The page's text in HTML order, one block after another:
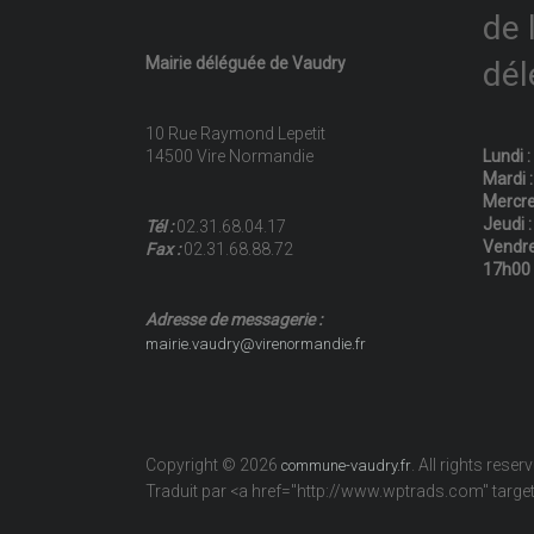
Mairie déléguée de Vaudry
10 Rue Raymond Lepetit
14500 Vire Normandie
Tél :02.31.68.04.17
Fax :02.31.68.88.72
Adresse de messagerie :
mairie.vaudry@virenormandie.fr
de
Lundi
Mardi
Jeudi
17h00
Copyright © 2026 commune-vaudry.fr . All rights
Traduit par <a href="http://www.wptrads.com"